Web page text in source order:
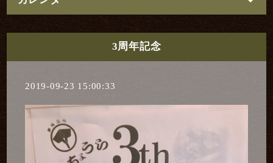
3周年記念
2019-09-23 15:00:33